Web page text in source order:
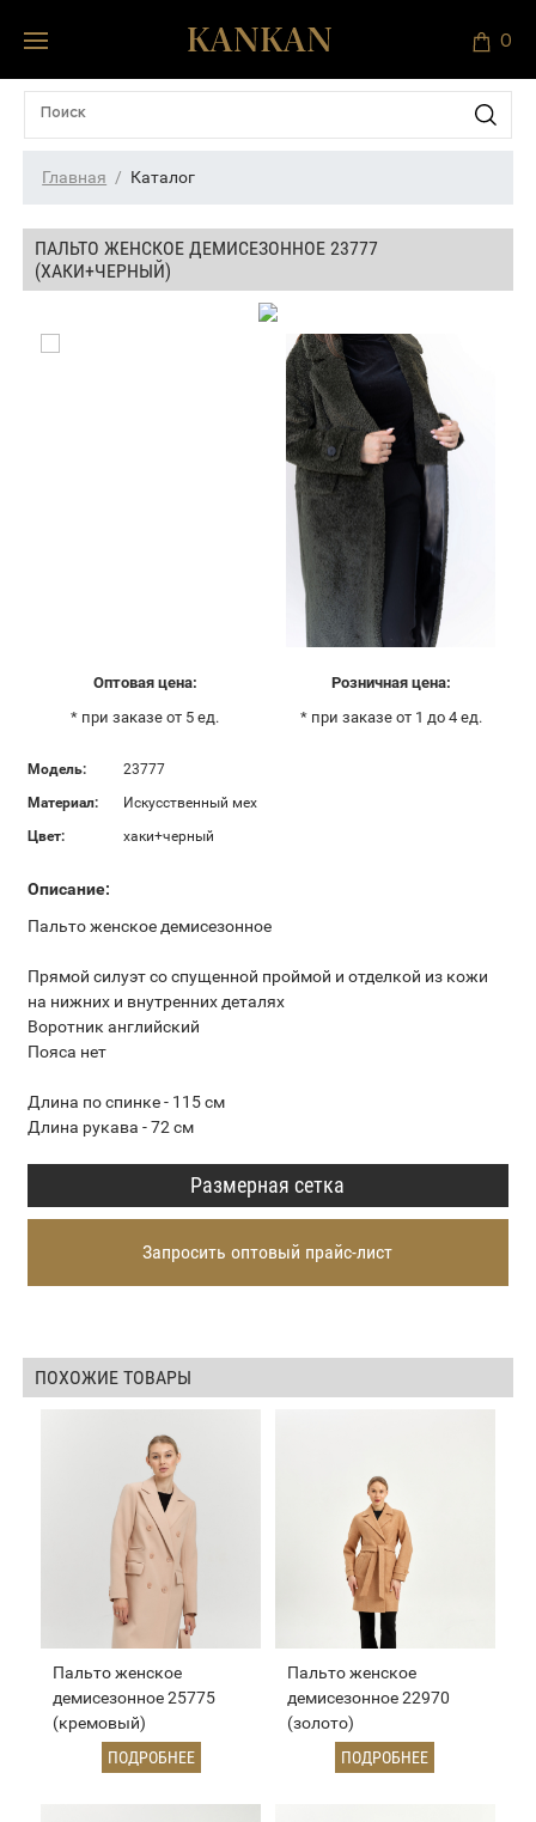
0
Главная Каталог
ПАЛЬТО ЖЕНСКОЕ ДЕМИСЕЗОННОЕ 23777
(ХАКИ+ЧЕРНЫЙ)
Оптовая цена:
* при заказе от 5 ед.
Розничная цена:
* при заказе от 1 до 4 ед.
Модель:
23777
Материал:
Искусственный мех
Цвет:
хаки+черный
Описание:
Пальто женское демисезонное
Прямой силуэт со спущенной проймой и отделкой из кожи
на нижних и внутренних деталях
Воротник английский
Пояса нет
Длина по спинке - 115 см
Длина рукава - 72 см
Размерная сетка
Запросить оптовый прайс-лист
ПОХОЖИЕ ТОВАРЫ
Пальто женское
демисезонное 25775
(кремовый)
ПОДРОБНЕЕ
Пальто женское
демисезонное 22970
(золото)
ПОДРОБНЕЕ